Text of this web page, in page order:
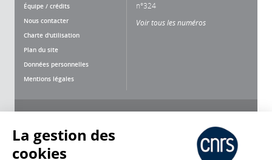
Équipe / crédits
Nous contacter
Charte d'utilisation
Plan du site
Données personnelles
Mentions légales
n°324
Voir tous les numéros
La gestion des
cookies